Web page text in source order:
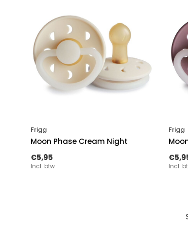
Frigg
Moon Phase Cream Night
€5,95
Incl. btw
Frigg
Incl.